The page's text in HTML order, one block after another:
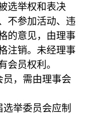
选举权和表决
不参加活动、违
的意见，由理事
注销。未经理事
会员权利。
员，需由理事会
举委员会应制